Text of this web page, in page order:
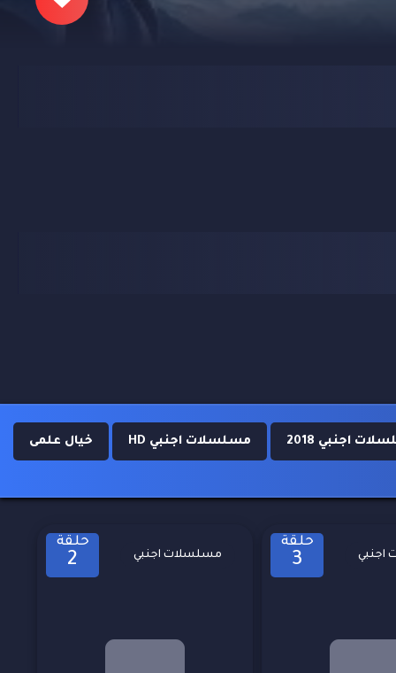
اجنبي 2018 مسلسلات اجنبي HD خيال علمى
حلقة
3 اجنبي
حلقة
2 مسلسلات اجنبي